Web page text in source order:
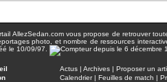
AllezSedan.com vous propose de retrouver
photo, et nombre de ressources
le 10/09/97.
Actus | Archives | Proposer un
Calendrier| Feuilles de match |